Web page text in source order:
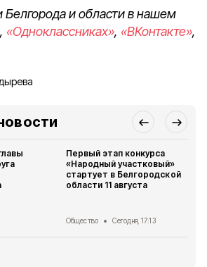
Белгорода и области в нашем
, «Одноклассниках», «ВКонтакте»,
Первый этап конкурса
«Народный участковый»
стартует в Белгородской
области 11 августа
Общество Сегодня, 17:13